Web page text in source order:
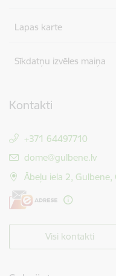
Lapas karte
Sīkdatņu izvēles maiņa
Kontakti
+371 64497710
E-pasts:
dome@gulbene.lv
Ābeļu iela 2, Gulbene,
Visi kontakti